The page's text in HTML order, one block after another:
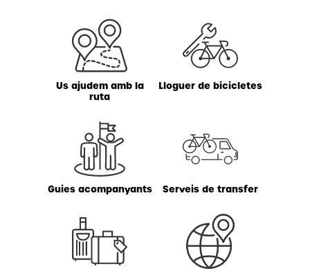
Us ajudem amb la
ruta
Lloguer de bicicletes
Guies acompanyants Serveis de transfer